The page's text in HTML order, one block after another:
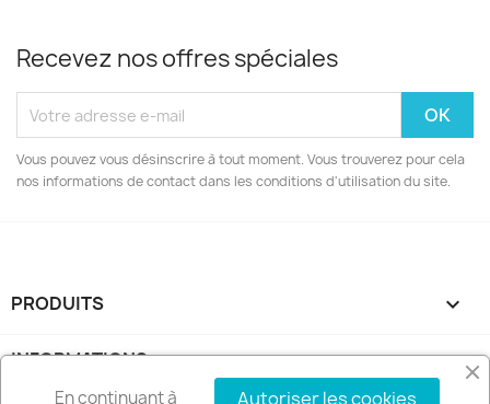
Recevez nos offres spéciales
Vous pouvez vous désinscrire à tout moment. Vous trouverez pour cela
nos informations de contact dans les conditions d'utilisation du site.
PRODUITS 
INFORMATIONS 
En continuant à Autoriser les cookies